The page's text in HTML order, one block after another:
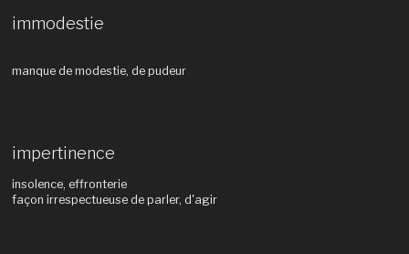
immodestie
manque de modestie, de pudeur
impertinence
insolence, effronterie
façon irrespectueuse de parler, d'agir